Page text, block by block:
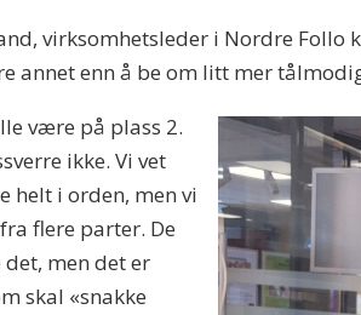
virksomhetsleder i Nordre
annet enn å be om litt mer
være på plass 2.
ikke. Vi vet
helt i orden, men vi
flere parter. De
men det er
skal «snakke